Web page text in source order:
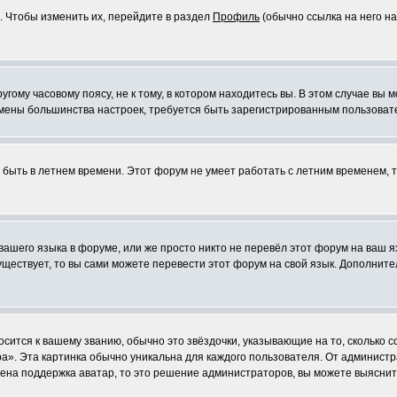
изменить их, перейдите в раздел Профиль (обычно ссылка на него
часовому поясу, не к тому, в котором находитесь вы. В этом случае вы
большинства настроек, требуется быть зарегистрированным
в летнем времени. Этот форум не умеет работать с летним временем,
языка в форуме, или же просто никто не перевёл этот форум на
то вы сами можете перевести этот форум на свой язык.
к вашему званию, обычно это звёздочки, указывающие на то,
Эта картинка обычно уникальна для каждого пользователя. От
поддержка аватар, то это решение администраторов, вы можете